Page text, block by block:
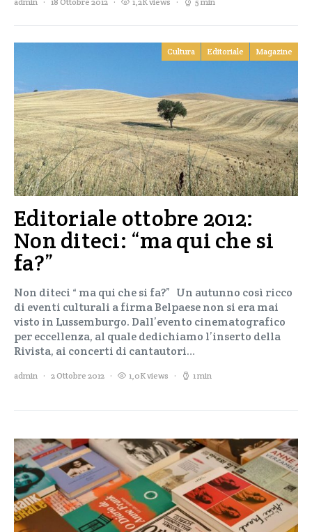
Cultura Editoriale Magazine
Editoriale ottobre 2012:
Non diteci: “ma qui che si
fa?”
Non diteci “ ma qui che si fa?” Un autunno così ricco
di eventi culturali a firma Belpaese non si era mai
visto in Lussemburgo. Dall’evento cinematografico
per eccellenza, al quale dedichiamo l’inserto della
Rivista, ai concerti di cantautori…
admin 2 Ottobre 2012 1,0K views 1 min